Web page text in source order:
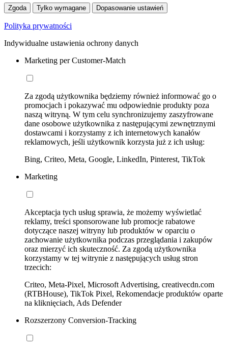
Zgoda Tylko wymagane Dopasowanie ustawień
Polityka prywatności
Indywidualne ustawienia ochrony danych
Marketing per Customer-Match
Za zgodą użytkownika będziemy również informować go o
promocjach i pokazywać mu odpowiednie produkty poza
naszą witryną. W tym celu synchronizujemy zaszyfrowane
dane osobowe użytkownika z następującymi zewnętrznymi
dostawcami i korzystamy z ich internetowych kanałów
reklamowych, jeśli użytkownik korzysta już z ich usług:
Bing, Criteo, Meta, Google, LinkedIn, Pinterest, TikTok
Marketing
Akceptacja tych usług sprawia, że możemy wyświetlać
reklamy, treści sponsorowane lub promocje rabatowe
dotyczące naszej witryny lub produktów w oparciu o
zachowanie użytkownika podczas przeglądania i zakupów
oraz mierzyć ich skuteczność. Za zgodą użytkownika
korzystamy w tej witrynie z następujących usług stron
trzecich:
Criteo, Meta-Pixel, Microsoft Advertising, creativecdn.com
(RTBHouse), TikTok Pixel, Rekomendacje produktów oparte
na kliknięciach, Ads Defender
Rozszerzony Conversion-Tracking